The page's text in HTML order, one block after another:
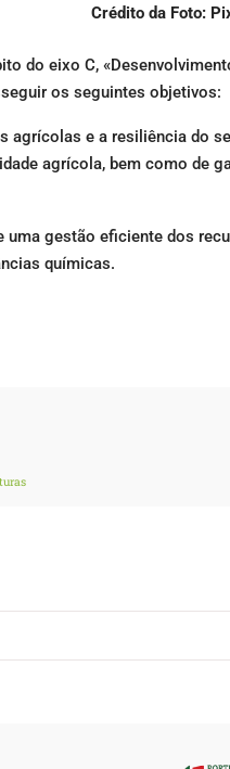
Crédito da Foto:
do eixo C,
os seguintes objetivos:
agrícolas e a resiliência do
agrícola, bem como de
gestão eficiente dos
químicas.